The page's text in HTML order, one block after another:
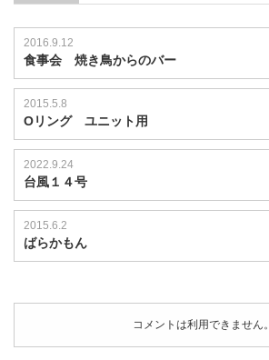
2016.9.12
食事会 焼き鳥からのバー
2015.5.8
Oリング ユニット用
2022.9.24
台風１４号
2015.6.2
ばらかもん
コメントは利用できません。